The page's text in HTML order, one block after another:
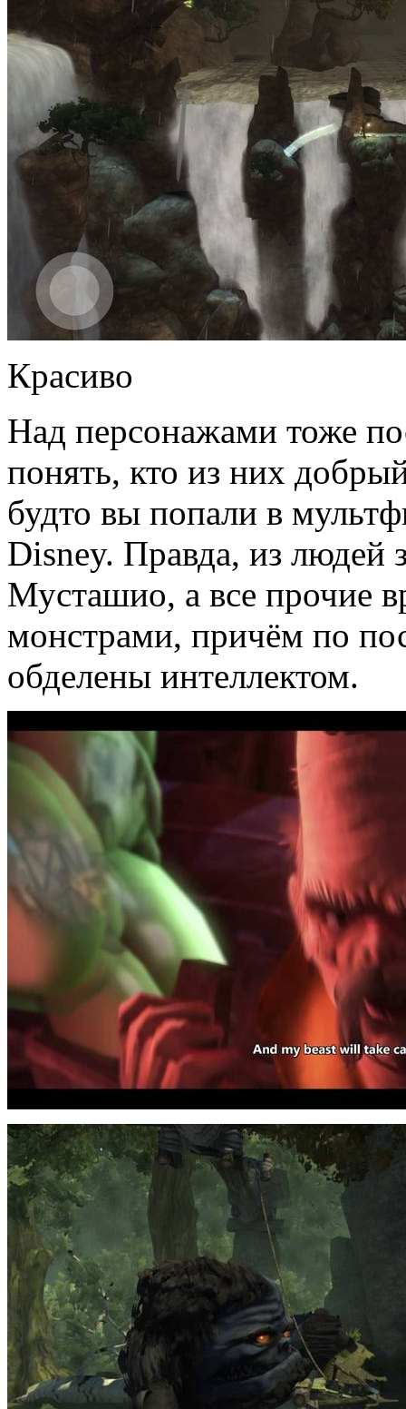
Красиво
Над персонажами тоже
понять, кто из них
будто вы попали в
Disney. Правда, из людей
Мусташио, а все прочие
монстрами, причём по
обделены интеллектом.